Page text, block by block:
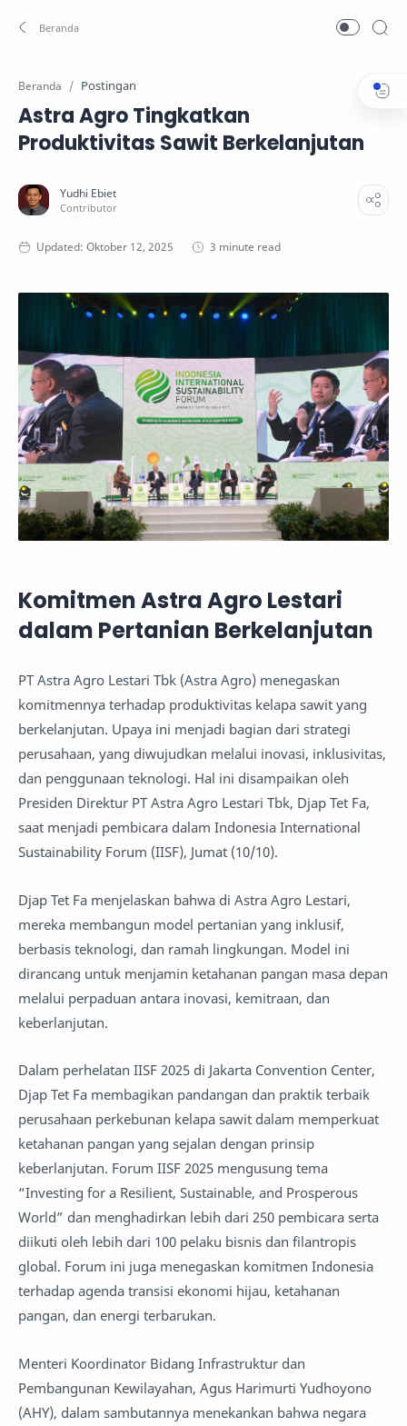
Beranda Postingan
Astra Agro Tingkatkan
Produktivitas Sawit Berkelanjutan
3 minute read
Komitmen Astra Agro Lestari
dalam Pertanian Berkelanjutan
PT Astra Agro Lestari Tbk (Astra Agro) menegaskan
komitmennya terhadap produktivitas kelapa sawit yang
berkelanjutan. Upaya ini menjadi bagian dari strategi
perusahaan, yang diwujudkan melalui inovasi, inklusivitas,
dan penggunaan teknologi. Hal ini disampaikan oleh
Presiden Direktur PT Astra Agro Lestari Tbk, Djap Tet Fa,
saat menjadi pembicara dalam Indonesia International
Sustainability Forum (IISF), Jumat (10/10).
Djap Tet Fa menjelaskan bahwa di Astra Agro Lestari,
mereka membangun model pertanian yang inklusif,
berbasis teknologi, dan ramah lingkungan. Model ini
dirancang untuk menjamin ketahanan pangan masa depan
melalui perpaduan antara inovasi, kemitraan, dan
keberlanjutan.
Dalam perhelatan IISF 2025 di Jakarta Convention Center,
Djap Tet Fa membagikan pandangan dan praktik terbaik
perusahaan perkebunan kelapa sawit dalam memperkuat
ketahanan pangan yang sejalan dengan prinsip
keberlanjutan. Forum IISF 2025 mengusung tema
“Investing for a Resilient, Sustainable, and Prosperous
World” dan menghadirkan lebih dari 250 pembicara serta
diikuti oleh lebih dari 100 pelaku bisnis dan filantropis
global. Forum ini juga menegaskan komitmen Indonesia
terhadap agenda transisi ekonomi hijau, ketahanan
pangan, dan energi terbarukan.
Menteri Koordinator Bidang Infrastruktur dan
Pembangunan Kewilayahan, Agus Harimurti Yudhoyono
(AHY), dalam sambutannya menekankan bahwa negara